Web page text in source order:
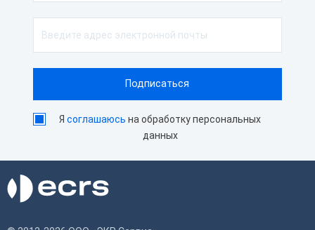
Ясоглашаюсь на обработку персональных
данных